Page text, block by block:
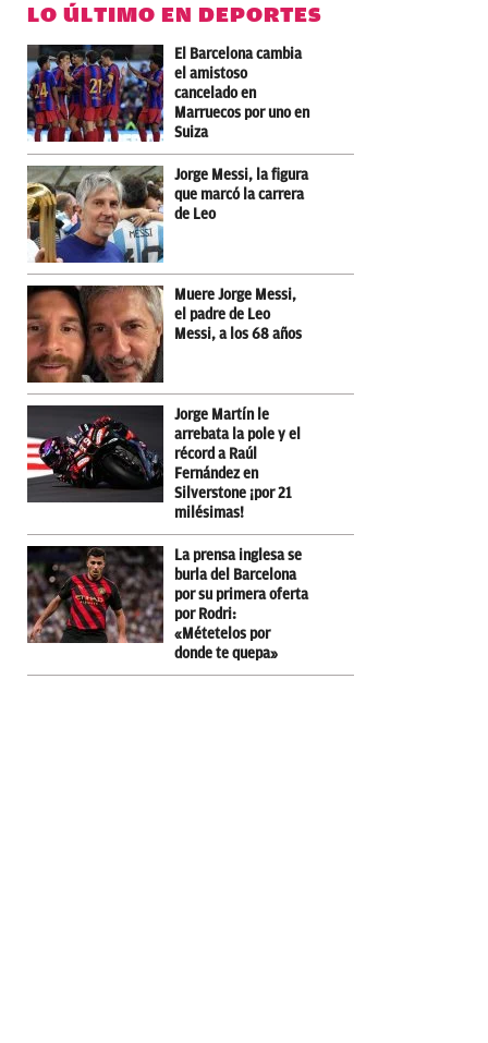
LO ÚLTIMO EN DEPORTES
El Barcelona cambia
el amistoso
cancelado en
Marruecos por uno en
Suiza
Jorge Messi, la figura
que marcó la carrera
de Leo
Muere Jorge Messi,
el padre de Leo
Messi, a los 68 años
Jorge Martín le
arrebata la pole y el
récord a Raúl
Fernández en
Silverstone ¡por 21
milésimas!
La prensa inglesa se
burla del Barcelona
por su primera oferta
por Rodri:
«Métetelos por
donde te quepa»